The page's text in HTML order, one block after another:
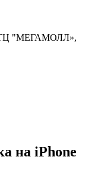
ТЦ "МЕГАМОЛЛ»,
на iPhone